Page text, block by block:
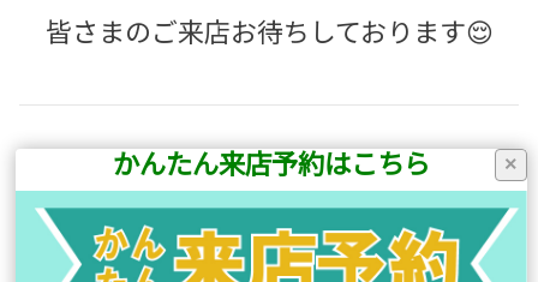
皆さまのご来店お待ちしております😌
前の記事へ 次の記事へ
×
かんたん来店予約はこちら